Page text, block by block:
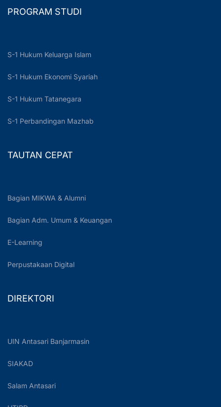
PROGRAM STUDI
S-1 Hukum Keluarga Islam
S-1 Hukum Ekonomi Syariah
S-1 Hukum Tatanegara
S-1 Perbandingan Mazhab
TAUTAN CEPAT
Bagian MIKWA & Alumni
Bagian Adm. Umum & Keuangan
E-Learning
Perpustakaan Digital
DIREKTORI
UIN Antasari Banjarmasin
SIAKAD
Salam Antasari